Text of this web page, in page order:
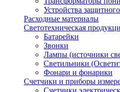
Устройства
Расходные материалы
Светотехническая
Батарейки
Звонки
Лампы (источники
Светильники
Фонари и фонарики
Счетчики и приборы
Счетчики